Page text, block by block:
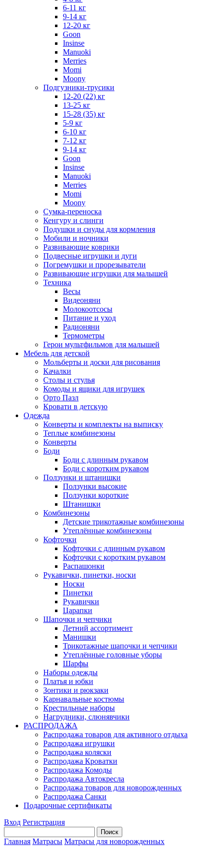
6-11 кг
9-14 кг
12-20 кг
Goon
Insinse
Manuoki
Merries
Momi
Moony
Подгузники-трусики
12-20 (22) кг
13-25 кг
15-28 (35) кг
5-9 кг
6-10 кг
7-12 кг
9-14 кг
Goon
Insinse
Manuoki
Merries
Momi
Moony
Сумка-переноска
Кенгуру и слинги
Подушки и снуды для кормления
Мобили и ночники
Развивающие коврики
Подвесные игрушки и дуги
Погремушки и прорезыватели
Развивающие игрушки для малышей
Техника
Весы
Видеоняни
Молокоотсосы
Питание и уход
Радионяни
Термометры
Герои мультфильмов для малышей
Мебель для детской
Мольберты и доски для рисования
Качалки
Столы и стулья
Комоды и ящики для игрушек
Орто Пазл
Кровати в детскую
Одежда
Конверты и комплекты на выписку
Теплые комбинезоны
Конверты
Боди
Боди с длинным рукавом
Боди с коротким рукавом
Ползунки и штанишки
Ползунки высокие
Ползунки короткие
Штанишки
Комбинезоны
Детские трикотажные комбинезоны
Утеплённые комбинезоны
Кофточки
Кофточки с длинным рукавом
Кофточки с коротким рукавом
Распашонки
Рукавички, пинетки, носки
Носки
Пинетки
Рукавички
Царапки
Шапочки и чепчики
Летний ассортимент
Манишки
Трикотажные шапочки и чепчики
Утеплённые головные уборы
Шарфы
Наборы одежды
Платья и юбки
Зонтики и рюкзаки
Карнавальные костюмы
Крестильные наборы
Нагрудники, слюнявчики
РАСПРОДАЖА
Распродажа товаров для активного отдыха
Распродажа игрушки
Распродажа коляски
Распродажа Кроватки
Распродажа Комоды
Распродажа Автокресла
Распродажа товаров для новорожденных
Распродажа Санки
Подарочные сертификаты
Вход Регистрация
Главная Матрасы Матрасы для новорожденных